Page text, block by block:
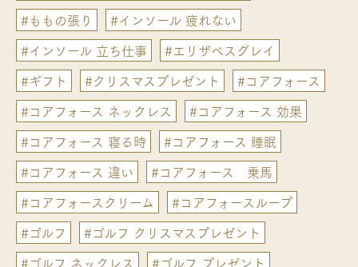
#ももの張り
#インソール 疲れない
#インソール 立ち仕事
#エリザベスグレイ
#ギフト
#クリスマスプレゼント
#コアフォース
#コアフォース ネックレス
#コアフォース 効果
#コアフォース 寝る時
#コアフォース 睡眠
#コアフォース 違い
#コアフォース 乗馬
#コアフォースクリーム
#コアフォースループ
#ゴルフ
#ゴルフ クリスマスプレゼント
#ゴルフ ネックレス
#ゴルフ プレゼント